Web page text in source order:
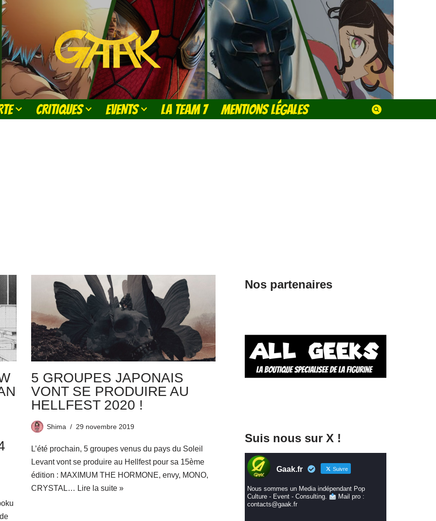
CRITIQUES EVENTS LA TEAM 7 MENTIONS LÉGALES
5 GROUPES JAPONAIS
VONT SE PRODUIRE AU
HELLFEST 2020 !
Shima 29 novembre 2019
L’été prochain, 5 groupes venus du pays du Soleil
Levant vont se produire au Hellfest pour sa 15ème
édition : MAXIMUM THE HORMONE, envy, MONO,
CRYSTAL… Lire la suite »
Nos partenaires
Suis nous sur X !
Gaak.fr Suivre
Nous sommes un Media indépendant Pop
Culture - Event - Consulting.
Mail pro :
contacts@gaak.fr